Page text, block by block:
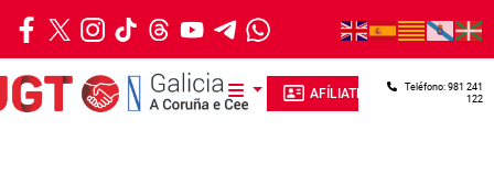
Ir o contido principal
AFÍLIATE
Teléfono: 981 241
122